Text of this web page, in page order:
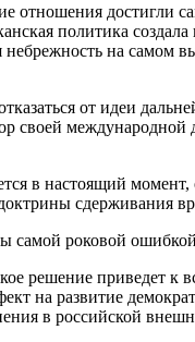
отношения достигли
политика
на самом
от идеи
своей
в настоящий
сдерживания
роковой ошибкой
решение приведет к
на развитие
в российской